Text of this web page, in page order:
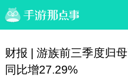
财报 | 游族前三季度归
同比增27.29%